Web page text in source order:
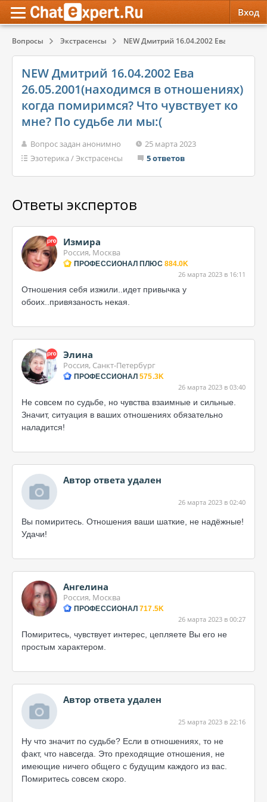
Вход
Вопросы Экстрасенсы NEW Дмитрий 16.04.2002 Ева
NEW Дмитрий 16.04.2002 Ева
26.05.2001(находимся в отношениях)
когда помиримся? Что чувствует ко
мне? По судьбе ли мы:(
Вопрос задан анонимно
25 марта 2023
Эзотерика /Экстрасенсы 5 ответов
Ответы экспертов
Измира
Россия, Москва
ПРОФЕССИОНАЛ ПЛЮС 884.0K
26 марта 2023 в 16:11
Отношения себя изжили..идет привычка у
обоих..привязаность некая.
Элина
Россия, Санкт-Петербург
ПРОФЕССИОНАЛ 575.3K
26 марта 2023 в 03:40
Не совсем по судьбе, но чувства взаимные и сильные.
Значит, ситуация в ваших отношениях обязательно
наладится!
Автор ответа удален
26 марта 2023 в 02:40
Вы помиритесь. Отношения ваши шаткие, не надёжные!
Удачи!
Ангелина
Россия, Москва
ПРОФЕССИОНАЛ 717.5K
26 марта 2023 в 00:27
Помиритесь, чувствует интерес, цепляете Вы его не
простым характером.
Автор ответа удален
25 марта 2023 в 22:16
Ну что значит по судьбе? Если в отношениях, то не
факт, что навсегда. Это преходящие отношения, не
имеющие ничего общего с будущим каждого из вас.
Помиритесь совсем скоро.
Психология
Эзотерика
Красота, Здоровье
Психология
Эзотерика
Красота, Здоровье
Обратная связь
Служба поддержки
Правила сервиса